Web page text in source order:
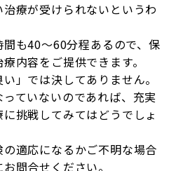
療が受けられないというわ
も40～60分程あるので、保
内容をご提供できます。
」では決してありません。
ていないのであれば、充実
挑戦してみてはどうでしょ
適応になるかご不明な場合
問合せください。